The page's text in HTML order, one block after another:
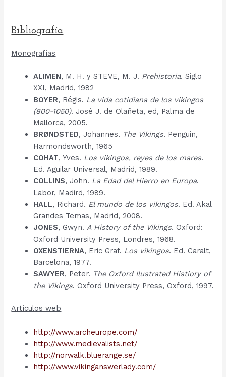
Bibliografía
Monografías
ALIMEN, M. H. y STEVE, M. J. Prehistoria. Siglo
XXI, Madrid, 1982
BOYER, Régis. La vida cotidiana de los vikingos
(800-1050). José J. de Olañeta, ed, Palma de
Mallorca, 2005.
BRØNDSTED, Johannes. The Vikings. Penguin,
Harmondsworth, 1965
COHAT, Yves. Los vikingos, reyes de los mares.
Ed. Aguilar Universal, Madrid, 1989.
COLLINS, John. La Edad del Hierro en Europa.
Labor, Madird, 1989.
HALL, Richard. El mundo de los vikingos. Ed. Akal
Grandes Temas, Madrid, 2008.
JONES, Gwyn.A History of the Vikings. Oxford:
Oxford University Press, Londres, 1968.
OXENSTIERNA, Eric Graf. Los vikingos. Ed. Caralt,
Barcelona, 1977.
SAWYER, Peter. The Oxford Ilustrated Histiory of
the Vikings. Oxford University Press, Oxford, 1997.
Artículos web
http://www.archeurope.com/
http://www.medievalists.net/
http://norwalk.bluerange.se/
http://www.vikinganswerlady.com/